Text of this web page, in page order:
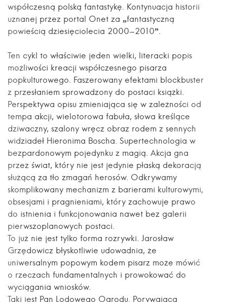
współczesną polską fantastykę. Kontynuacja historii
uznanej przez portal Onet za „fantastyczną
powieścią dziesięciolecia 2000-2010”.
Ten cykl to właściwie jeden wielki, literacki popis
możliwości kreacji współczesnego pisarza
popkulturowego. Faszerowany efektami blockbuster
z przesłaniem sprowadzony do postaci książki.
Perspektywa opisu zmieniająca się w zależności od
tempa akcji, wielotorowa fabuła, słowa kreślące
dziwaczny, szalony wręcz obraz rodem z sennych
widziadeł Hieronima Boscha. Supertechnologia w
bezpardonowym pojedynku z magią. Akcja gna
przez świat, który nie jest jedynie płaską dekoracją
służącą za tło zmagań herosów. Odkrywamy
skomplikowany mechanizm z barierami kulturowymi,
obsesjami i pragnieniami, który zachowuje prawo
do istnienia i funkcjonowania nawet bez galerii
pierwszoplanowych postaci.
To już nie jest tylko forma rozrywki. Jarosław
Grzędowicz błyskotliwie udowadnia, że
uniwersalnym popowym kodem pisarz może mówić
o rzeczach fundamentalnych i prowokować do
wyciągania wniosków.
Taki jest Pan Lodowego Ogrodu. Porywająca